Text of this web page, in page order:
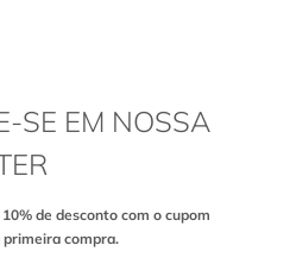
SE EM NOSSA
de desconto com o cupom
primeira compra.